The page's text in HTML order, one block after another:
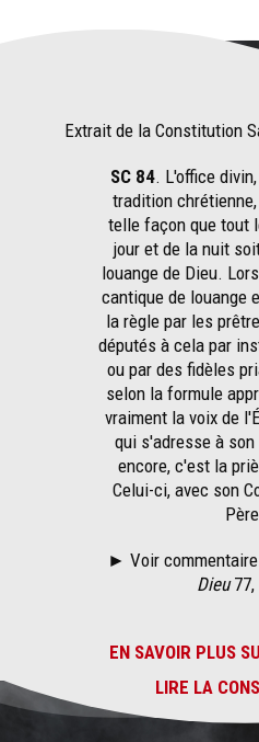
Extrait de la Constitution
SC 84. L'office
tradition
telle façon que tout
jour et de la nuit
louange de Dieu.
cantique de louange
la règle par les
députés à cela par
ou par des fidèles
selon la formule
vraiment la voix de
qui s'adresse à son
encore, c'est la
Celui-ci, avec son
► Voir
Dieu77,
EN SAVOIR PLUS
LIRE LA